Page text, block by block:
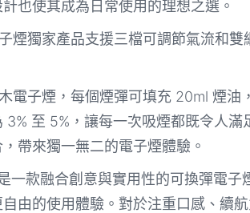
也使其成為日常使用的理想之選。
煙獨家產品支援三檔可調節氣流和
電子煙，每個煙彈可填充 20ml 煙
3% 至 5%，讓每一次吸煙都既令人
帶來獨一無二的電子煙體驗。
一款融合創意與實用性的可換彈電子
由的使用體驗。對於注重口感、續